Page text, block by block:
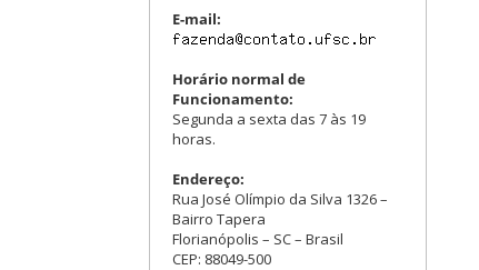
E-mail:
Horário normal de
Funcionamento:
Segunda a sexta das 7 às 19
horas.
Endereço:
Rua José Olímpio da Silva 1326 –
Bairro Tapera
Florianópolis – SC – Brasil
CEP: 88049-500